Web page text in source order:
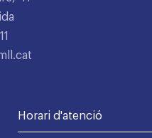
Horari d'atenció